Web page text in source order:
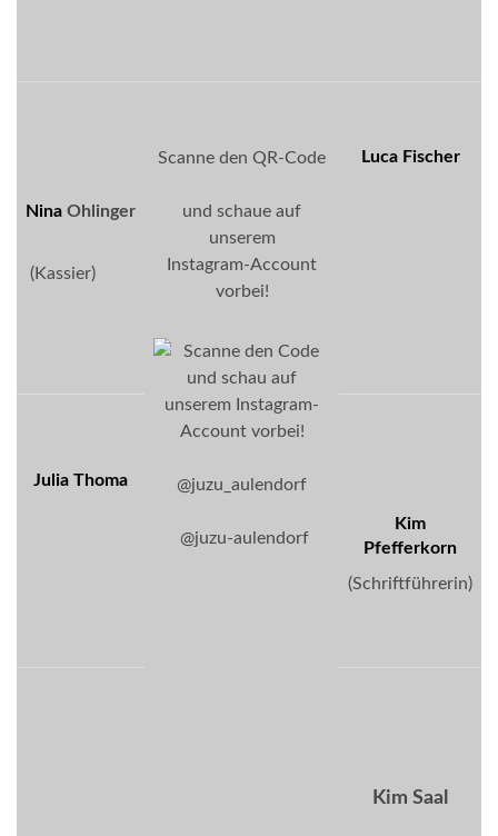
Nina Ohlinger
(Kassier)
Scanne den QR-Code
und schaue auf
unserem
Instagram-Account
vorbei!
@juzu_aulendorf
@juzu-aulendorf
Luca Fischer
Julia Thoma
Kim
Pfefferkorn
(Schriftführerin)
Kim Saal